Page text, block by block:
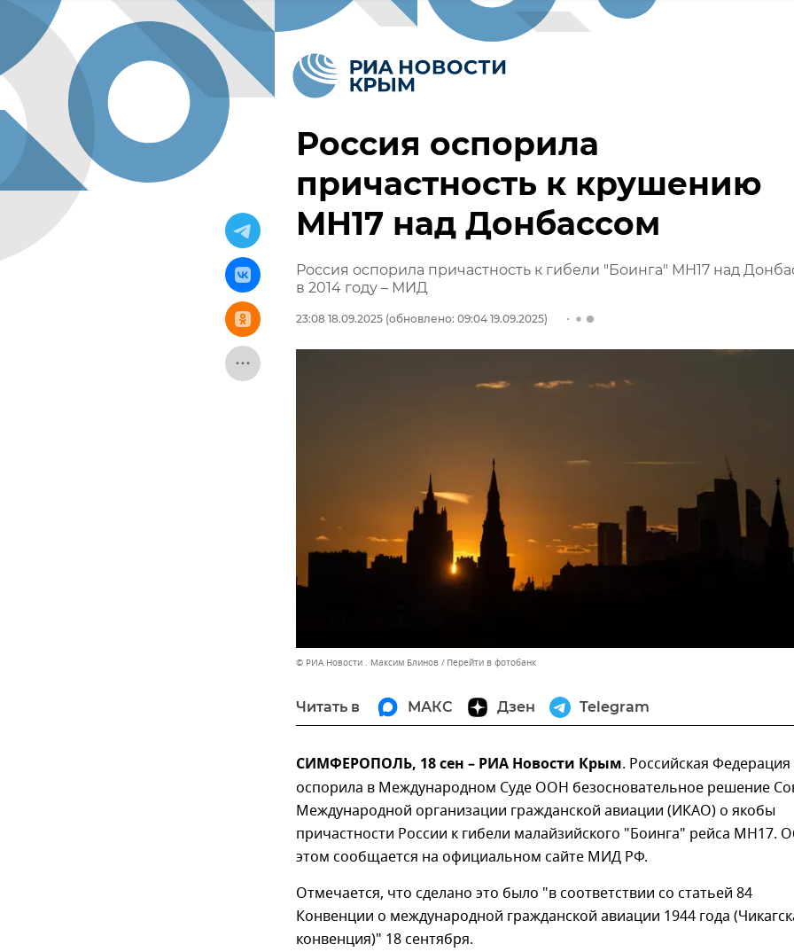
Россия оспорила
причастность к крушению
MH17 над Донбассом
Россия оспорила причастность к гибели "Боинга" MH17 над
в 2014 году – МИД
23:08 18.09.2025 (обновлено: 09:04 19.09.2025)
© РИА Новости . Максим Блинов Перейти в фотобанк
Читать в МАКС Дзен Telegram
СИМФЕРОПОЛЬ, 18 сен – РИА Новости Крым. Российская Федерация
оспорила в Международном Суде ООН безосновательное решение
Международной организации гражданской авиации (ИКАО) о якобы
причастности России к гибели малайзийского "Боинга" рейса MH17.
этом сообщается на официальном сайте МИД РФ.
Отмечается, что сделано это было "в соответствии со статьей 84
Конвенции о международной гражданской авиации 1944 года
конвенция)" 18 сентября.